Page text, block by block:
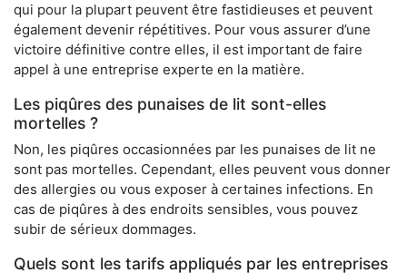
qui pour la plupart peuvent être fastidieuses et peuvent
également devenir répétitives. Pour vous assurer d’une
victoire définitive contre elles, il est important de faire
appel à une entreprise experte en la matière.
Les piqûres des punaises de lit sont-elles
mortelles ?
Non, les piqûres occasionnées par les punaises de lit ne
sont pas mortelles. Cependant, elles peuvent vous donner
des allergies ou vous exposer à certaines infections. En
cas de piqûres à des endroits sensibles, vous pouvez
subir de sérieux dommages.
Quels sont les tarifs appliqués par les entreprises